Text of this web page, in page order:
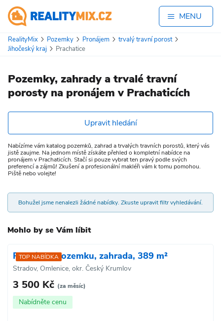
MENU
RealityMix Pozemky Pronájem
trvalý travní porost
Jihočeský kraj
Prachatice
Pozemky, zahrady a trvalé travní
porosty na pronájem v Prachaticích
Upravit hledání
Nabízíme vám katalog pozemků, zahrad a trvalých travních porostů, který vás
jistě zaujme. Na jednom místě získáte přehled o kompletní nabídce na
pronájem v Prachaticích. Stačí si pouze vybrat ten pravý podle svých
preferencí a zájmů! Zkušení a profesionální makléři vám k tomu pomohou.
Piště nebo volejte!
Bohužel jsme nenalezli žádné nabídky. Zkuste upravit filtr vyhledávání.
Mohlo by se Vám líbit
TOP NABÍDKA
Pronájem pozemku, zahrada, 389 m²
Stradov, Omlenice, okr. Český Krumlov
3 500 Kč (za měsíc)
Nabídněte cenu